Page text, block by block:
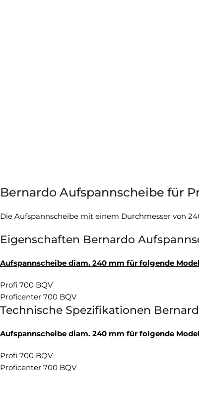
Bernardo Aufspannscheibe für
Die Aufspannscheibe mit einem Durchmesser von
Eigenschaften Bernardo
Aufspannscheibe diam. 240 mm für folgende
Profi 700 BQV
Proficenter 700 BQV
Technische Spezifikationen
Aufspannscheibe diam. 240 mm für folgende
Profi 700 BQV
Proficenter 700 BQV